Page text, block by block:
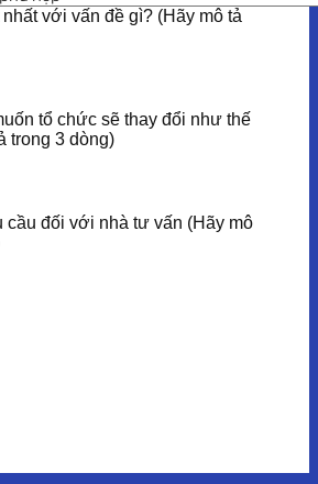
với vấn đề gì? (Hãy mô tả
tổ chức sẽ thay đổi như thế
trong 3 dòng)
cầu đối với nhà tư vấn (Hãy mô